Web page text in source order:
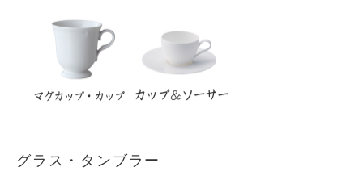
グラス・タンブラー